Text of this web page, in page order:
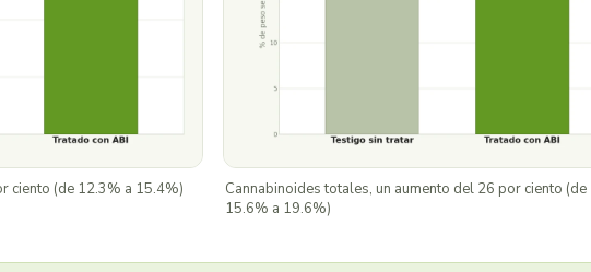
ciento (de 12.3% a 15.4%)
Cannabinoides totales, un aumento del 26 por ciento (de
15.6% a 19.6%)